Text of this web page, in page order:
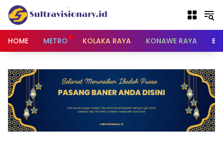
Langsung
konten
HOME
METRO KOLAKA RAYA KONAWE RAYA